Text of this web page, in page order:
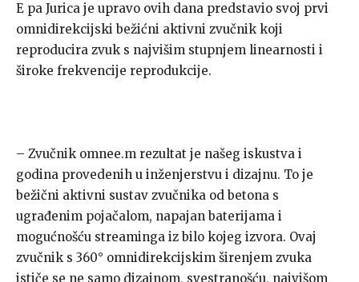
E pa Jurica je upravo ovih dana predstavio svoj prvi
omnidirekcijski bežićni aktivni zvučnik koji
reproducira zvuk s najvišim stupnjem linearnosti i
široke frekvencije reprodukcije.
– Zvučnik omnee.m rezultat je našeg iskustva i
godina provedenih u inženjerstvu i dizajnu. To je
bežični aktivni sustav zvučnika od betona s
ugrađenim pojačalom, napajan baterijama i
mogućnošću streaminga iz bilo kojeg izvora. Ovaj
zvučnik s 360° omnidirekcijskim širenjem zvuka
ističe se ne samo dizajnom, svestranošću, najvišom